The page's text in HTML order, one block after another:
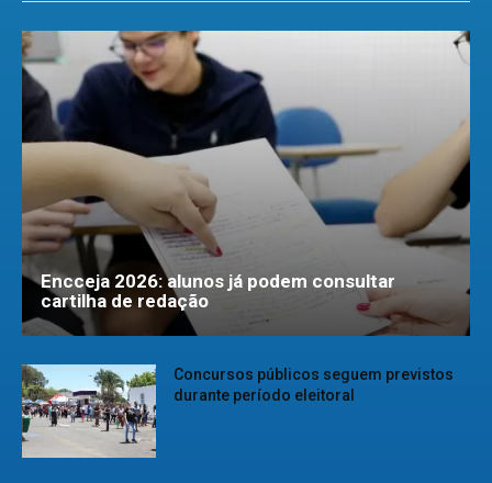
Encceja 2026: alunos já podem consultar
cartilha de redação
Concursos públicos seguem previstos
durante período eleitoral